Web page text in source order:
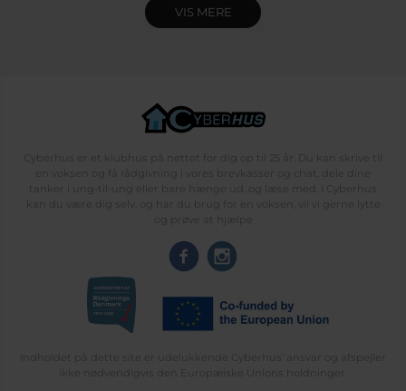
VIS MERE
Cyberhus er et klubhus på nettet for dig op til 25 år. Du kan skrive til
en voksen og få rådgivning i vores brevkasser og chat, dele dine
tanker i ung-til-ung eller bare hænge ud, og læse med. I Cyberhus
kan du være dig selv, og har du brug for en voksen, vil vi gerne lytte
og prøve at hjælpe
Indholdet på dette site er udelukkende Cyberhus' ansvar og afspejler
ikke nødvendigvis den Europæiske Unions holdninger.